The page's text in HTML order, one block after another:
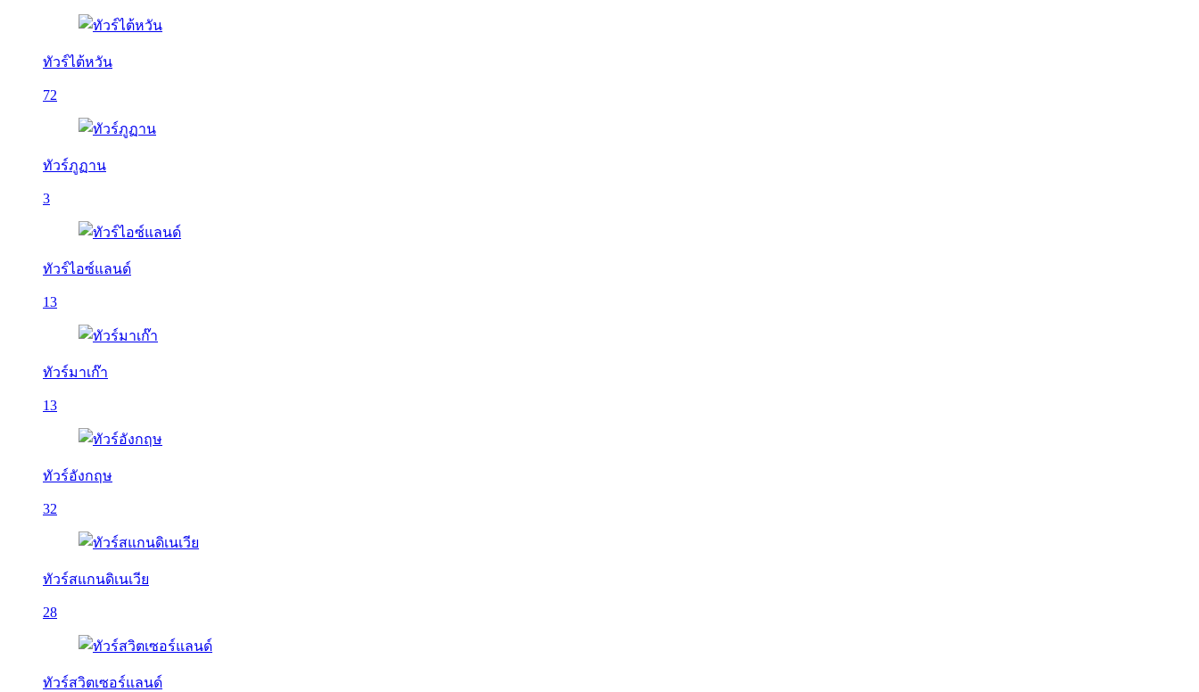
ทัวร์ไต้หวัน
72
ทัวร์ภูฏาน
3
ทัวร์ไอซ์แลนด์
13
ทัวร์มาเก๊า
13
ทัวร์อังกฤษ
32
ทัวร์สแกนดิเนเวีย
28
ทัวร์สวิตเซอร์แลนด์